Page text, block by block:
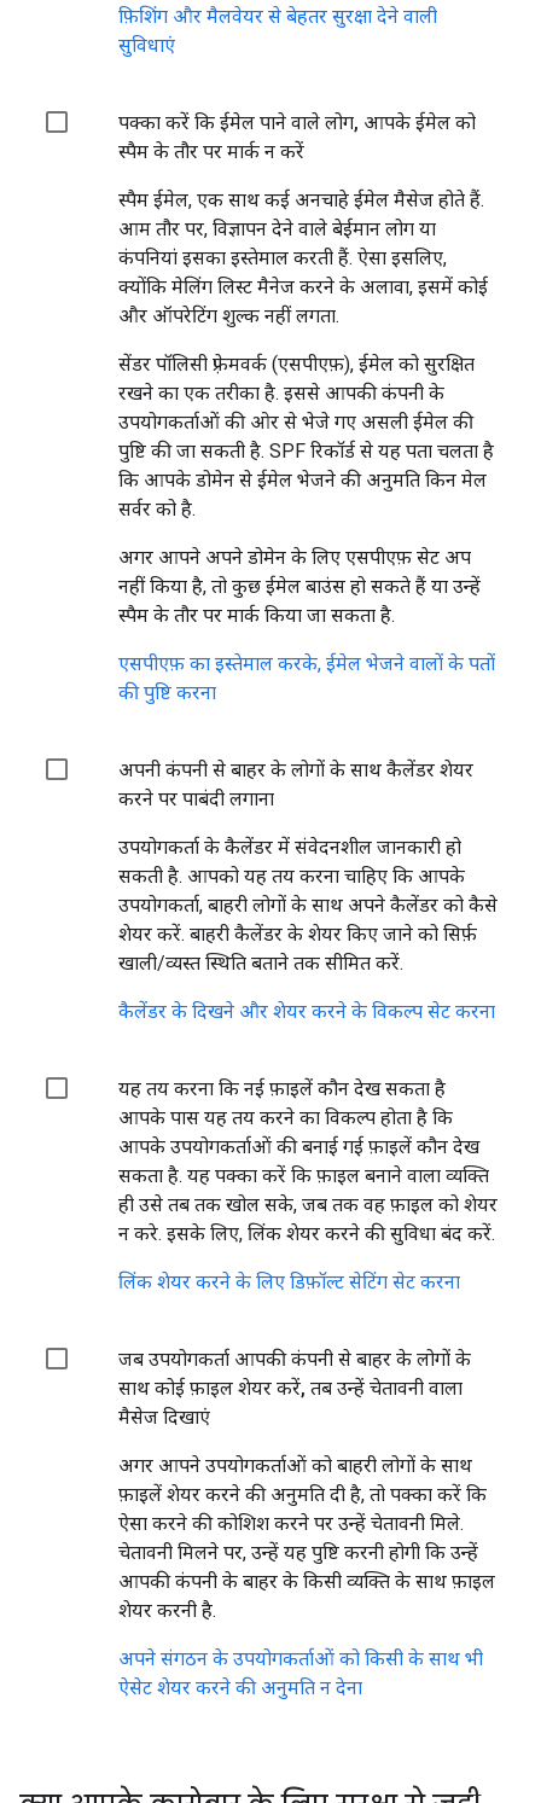
फ़िशिंग और मैलवेयर से बेहतर सुरक्षा देने वाली
सुविधाएं
पक्का करें कि ईमेल पाने वाले लोग, आपके ईमेल को
स्पैम के तौर पर मार्क न करें
स्पैम ईमेल, एक साथ कई अनचाहे ईमेल मैसेज होते हैं.
आम तौर पर, विज्ञापन देने वाले बेईमान लोग या
कंपनियां इसका इस्तेमाल करती हैं. ऐसा इसलिए,
क्योंकि मेलिंग लिस्ट मैनेज करने के अलावा, इसमें कोई
और ऑपरेटिंग शुल्क नहीं लगता.
सेंडर पॉलिसी फ़्रेमवर्क (एसपीएफ़), ईमेल को सुरक्षित
रखने का एक तरीका है. इससे आपकी कंपनी के
उपयोगकर्ताओं की ओर से भेजे गए असली ईमेल की
पुष्टि की जा सकती है. SPF रिकॉर्ड से यह पता चलता है
कि आपके डोमेन से ईमेल भेजने की अनुमति किन मेल
सर्वर को है.
अगर आपने अपने डोमेन के लिए एसपीएफ़ सेट अप
नहीं किया है, तो कुछ ईमेल बाउंस हो सकते हैं या उन्हें
स्पैम के तौर पर मार्क किया जा सकता है.
एसपीएफ़ का इस्तेमाल करके, ईमेल भेजने वालों के पतों
की पुष्टि करना
अपनी कंपनी से बाहर के लोगों के साथ कैलेंडर शेयर
करने पर पाबंदी लगाना
उपयोगकर्ता के कैलेंडर में संवेदनशील जानकारी हो
सकती है. आपको यह तय करना चाहिए कि आपके
उपयोगकर्ता, बाहरी लोगों के साथ अपने कैलेंडर को कैसे
शेयर करें. बाहरी कैलेंडर के शेयर किए जाने को सिर्फ़
खाली/व्यस्त स्थिति बताने तक सीमित करें.
कैलेंडर के दिखने और शेयर करने के विकल्प सेट करना
यह तय करना कि नई फ़ाइलें कौन देख सकता है
आपके पास यह तय करने का विकल्प होता है कि
आपके उपयोगकर्ताओं की बनाई गई फ़ाइलें कौन देख
सकता है. यह पक्का करें कि फ़ाइल बनाने वाला व्यक्ति
ही उसे तब तक खोल सके, जब तक वह फ़ाइल को शेयर
न करे. इसके लिए, लिंक शेयर करने की सुविधा बंद करें.
लिंक शेयर करने के लिए डिफ़ॉल्ट सेटिंग सेट करना
जब उपयोगकर्ता आपकी कंपनी से बाहर के लोगों के
साथ कोई फ़ाइल शेयर करें, तब उन्हें चेतावनी वाला
मैसेज दिखाएं
अगर आपने उपयोगकर्ताओं को बाहरी लोगों के साथ
फ़ाइलें शेयर करने की अनुमति दी है, तो पक्का करें कि
ऐसा करने की कोशिश करने पर उन्हें चेतावनी मिले.
चेतावनी मिलने पर, उन्हें यह पुष्टि करनी होगी कि उन्हें
आपकी कंपनी के बाहर के किसी व्यक्ति के साथ फ़ाइल
शेयर करनी है.
अपने संगठन के उपयोगकर्ताओं को किसी के साथ भी
ऐसेट शेयर करने की अनुमति न देना